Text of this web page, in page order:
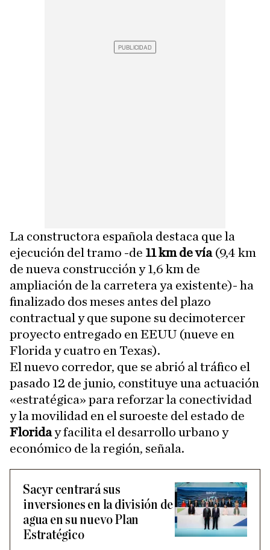
La constructora española destaca que la
ejecución del tramo -de 11 km de vía(9,4 km
de nueva construcción y 1,6 km de
ampliación de la carretera ya existente)- ha
finalizado dos meses antes del plazo
contractual y que supone su decimotercer
proyecto entregado en EEUU (nueve en
Florida y cuatro en Texas).
El nuevo corredor, que se abrió al tráfico el
pasado 12 de junio, constituye una actuación
«estratégica» para reforzar la conectividad
y la movilidad en el suroeste del estado de
Floriday facilita el desarrollo urbano y
económico de la región, señala.
Sacyr centrará sus
inversiones en la división de
agua en su nuevo Plan
Estratégico